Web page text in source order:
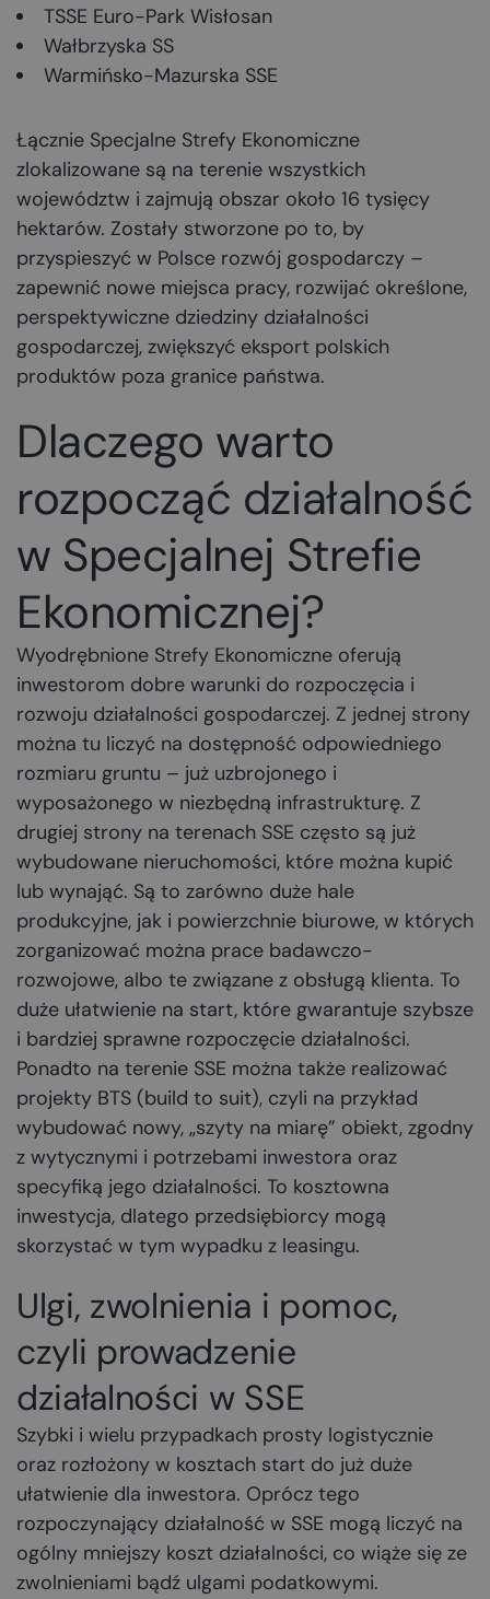
TSSE Euro-Park Wisłosan
Wałbrzyska SS
Warmińsko-Mazurska SSE
Łącznie Specjalne Strefy Ekonomiczne
zlokalizowane są na terenie wszystkich
województw i zajmują obszar około 16 tysięcy
hektarów. Zostały stworzone po to, by
przyspieszyć w Polsce rozwój gospodarczy –
zapewnić nowe miejsca pracy, rozwijać określone,
perspektywiczne dziedziny działalności
gospodarczej, zwiększyć eksport polskich
produktów poza granice państwa.
Dlaczego warto
rozpocząć działalność
w Specjalnej Strefie
Ekonomicznej?
Wyodrębnione Strefy Ekonomiczne oferują
inwestorom dobre warunki do rozpoczęcia i
rozwoju działalności gospodarczej. Z jednej strony
można tu liczyć na dostępność odpowiedniego
rozmiaru gruntu – już uzbrojonego i
wyposażonego w niezbędną infrastrukturę. Z
drugiej strony na terenach SSE często są już
wybudowane nieruchomości, które można kupić
lub wynająć. Są to zarówno duże hale
produkcyjne, jak i powierzchnie biurowe, w których
zorganizować można prace badawczo-
rozwojowe, albo te związane z obsługą klienta. To
duże ułatwienie na start, które gwarantuje szybsze
i bardziej sprawne rozpoczęcie działalności.
Ponadto na terenie SSE można także realizować
projekty BTS (build to suit), czyli na przykład
wybudować nowy, „szyty na miarę” obiekt, zgodny
z wytycznymi i potrzebami inwestora oraz
specyfiką jego działalności. To kosztowna
inwestycja, dlatego przedsiębiorcy mogą
skorzystać w tym wypadku z leasingu.
Ulgi, zwolnienia i pomoc,
czyli prowadzenie
działalności w SSE
Szybki i wielu przypadkach prosty logistycznie
oraz rozłożony w kosztach start do już duże
ułatwienie dla inwestora. Oprócz tego
rozpoczynający działalność w SSE mogą liczyć na
ogólny mniejszy koszt działalności, co wiąże się ze
zwolnieniami bądź ulgami podatkowymi.